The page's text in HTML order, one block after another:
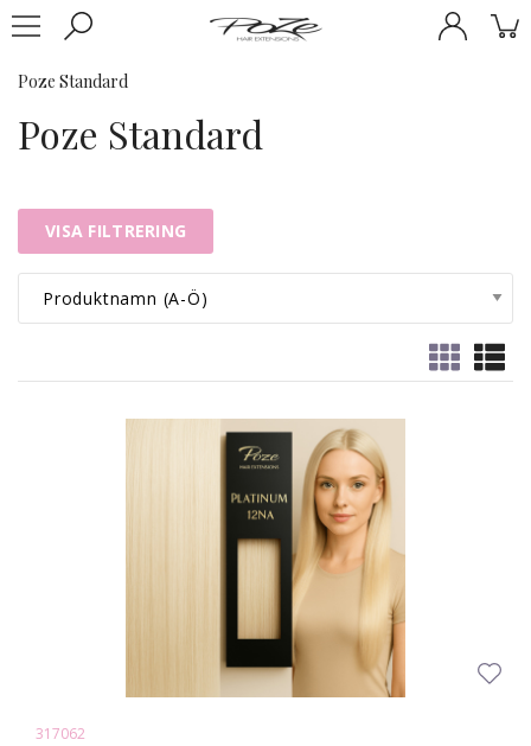
Poze Standard
Poze Standard
VISA FILTRERING
317062